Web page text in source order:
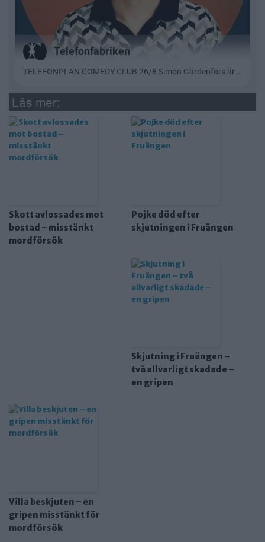
Läs mer:
Skott avlossades mot
bostad – misstänkt
mordförsök
Pojke död efter
skjutningen i Fruängen
Skjutning i Fruängen –
två allvarligt skadade –
en gripen
Villa beskjuten – en
gripen misstänkt för
mordförsök